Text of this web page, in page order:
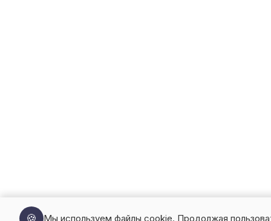
🍪 Мы используем файлы cookie. Продолжая